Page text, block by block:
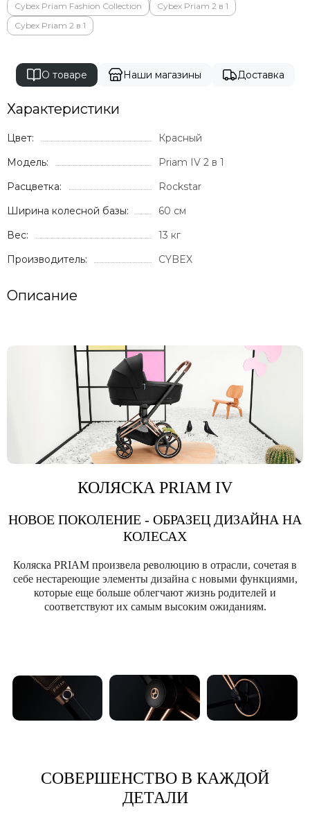
Cybex Priam Fashion Collection
Cybex Priam 2 в 1
Cybex Priam 2 в 1
О товаре Наши магазины Доставка
Характеристики
Цвет:
Красный
Модель:
Priam IV 2 в 1
Расцветка:
Rockstar
Ширина колесной базы:
60 см
Вес:
13 кг
Производитель:
CYBEX
Описание
КОЛЯСКА PRIAM IV
НОВОЕ ПОКОЛЕНИЕ - ОБРАЗЕЦ ДИЗАЙНА НА
КОЛЕСАХ
Коляска PRIAM произвела революцию в отрасли, сочетая в
себе нестареющие элементы дизайна с новыми функциями,
которые еще больше облегчают жизнь родителей и
соответствуют их самым высоким ожиданиям.
СОВЕРШЕНСТВО В КАЖДОЙ
ДЕТАЛИ